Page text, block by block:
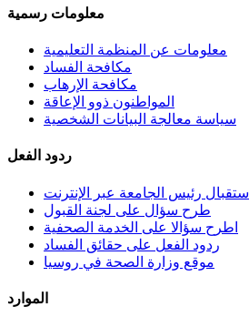
معلومات رسمية
معلومات عن المنظمة التعليمية
مكافحة الفساد
مكافحة الإرهاب
المواطنون ذوو الإعاقة
سياسة معالجة البيانات الشخصية
ردود الفعل
استقبال رئيس الجامعة عبر الإنترنت
طرح سؤال على لجنة القبول
اطرح سؤالا على الخدمة الصحفية
ردود الفعل على حقائق الفساد
موقع وزارة الصحة في روسيا
الموارد